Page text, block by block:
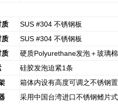
质
SUS #304 不锈钢板
质
SUS #304 不锈钢板
质
硬质Polyurethane发泡＋玻璃棉
硅胶发泡迫紧1条
箱体内设有高度可调之不锈钢
采用中国台湾进口不锈钢鳍片